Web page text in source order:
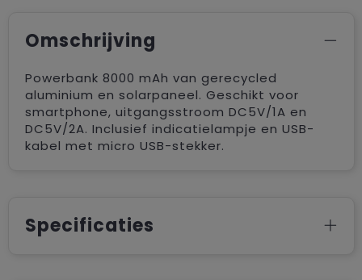
Omschrijving
Powerbank 8000 mAh van gerecycled
aluminium en solarpaneel. Geschikt voor
smartphone, uitgangsstroom DC5V/1A en
DC5V/2A. Inclusief indicatielampje en USB-
kabel met micro USB-stekker.
Specificaties